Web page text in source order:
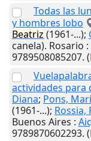
Todas las
y hombres lobo
Beatriz (1961-...);
canela). Rosario :
9789508085207.
actividades
Diana; Pons,
(1961-...); Rossia,
Buenos Aires :
9789870602293.